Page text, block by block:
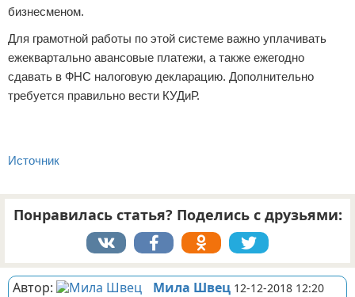
бизнесменом.
Для грамотной работы по этой системе важно уплачивать
ежеквартально авансовые платежи, а также ежегодно
сдавать в ФНС налоговую декларацию. Дополнительно
требуется правильно вести КУДиР.
Источник
Понравилась статья? Поделись с друзьями:
Автор: Мила Швец 12-12-2018 12:20